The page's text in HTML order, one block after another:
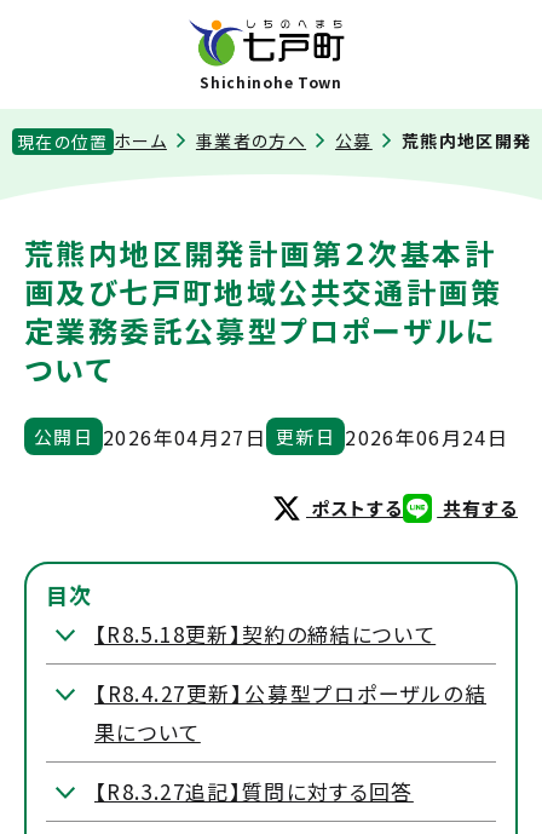
Shichinohe Town
現在の位置 ホーム 事業者の方へ 公募 荒熊内地区開発
荒熊内地区開発計画第２次基本計
画及び七戸町地域公共交通計画策
定業務委託公募型プロポーザルに
ついて
公開日 2026年04月27日 更新日 2026年06月24日
ポストする 共有する
目次
【R8.5.18更新】契約の締結について
【R8.4.27更新】公募型プロポーザルの結
果について
【R8.3.27追記】質問に対する回答